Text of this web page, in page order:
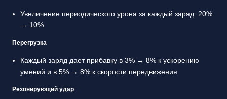
Увеличение периодического урона за каждый заряд: 20%
→ 10%
Перегрузка
Каждый заряд дает прибавку в 3% → 8% к ускорению
умений и в 5% → 8% к скорости передвижения
Резонирующий удар